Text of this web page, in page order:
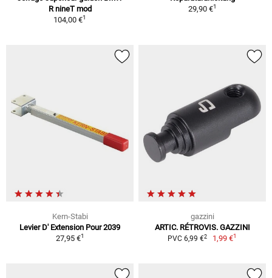
R nineT mod
104,00 €1
29,90 €1
Kern-Stabi
Levier D' Extension Pour 2039
27,95 €1
gazzini
ARTIC. RÉTROVIS. GAZZINI
PVC 6,99 €2 1,99 €1